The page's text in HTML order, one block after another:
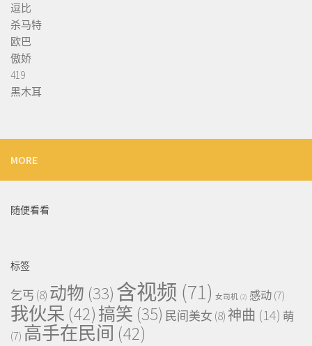
逗比
杀马特
欧巴
傲娇
419
黑木耳
MORE
随便看看
标签
乞丐 (8) 动物 (33)含视频 (71) 女司机 (2) 感动 (7)
我伙呆 (42)搞笑 (35) 民间美女 (8) 神曲 (14) 萌
(7) 高手在民间 (42)